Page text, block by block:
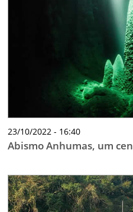
23/10/2022 - 16:40
Abismo Anhumas, um